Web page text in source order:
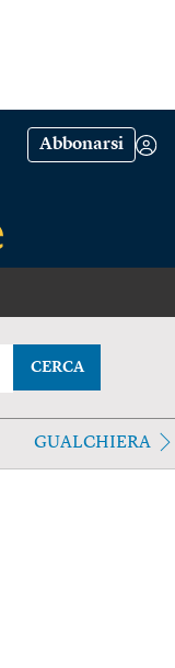
Abbonarsi
CERCA
GUALCHIERA